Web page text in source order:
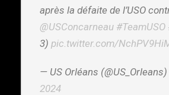
après la défaite de l’USO
@USConcarneau #TeamUSO
3) pic.twitter.com/
— US Orléans (@US_Orleans)
2024